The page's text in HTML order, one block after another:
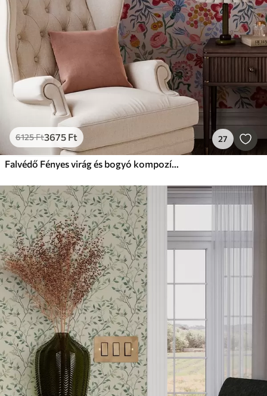
6125Ft3675 Ft 27
Falvédő Fényes virág és bogyó kompozíció papagájokkal